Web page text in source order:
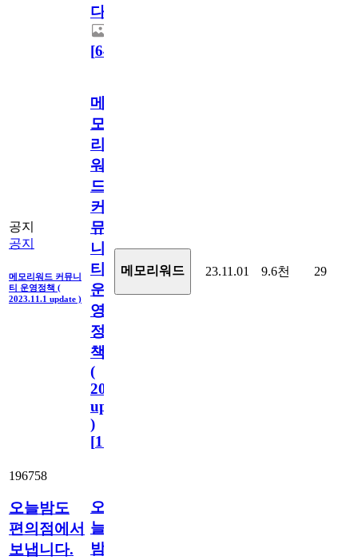
다.
[64
공지
공지
메모리워드 커뮤니
티 운영정책 (
2023.11.1 update )
메
모
리
워
드
커
뮤
니
티
운
영
정
책
(
2023.11.1
update
)
[110
메모리워드 23.11.01 9.6천 29
196758
오늘밤도
편의점에서
보냅니다.
오
늘
밤